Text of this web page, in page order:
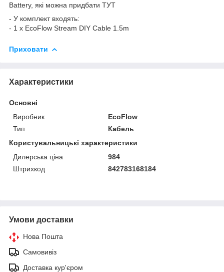
Battery, які можна придбати ТУТ
- У комплект входять:
- 1 x EcoFlow Stream DIY Cable 1.5m
Приховати
Характеристики
Основні
Виробник
EcoFlow
Тип
Кабель
Користувальницькі характеристики
Дилерська ціна
984
Штрихкод
842783168184
Умови доставки
Нова Пошта
Самовивіз
Доставка кур'єром